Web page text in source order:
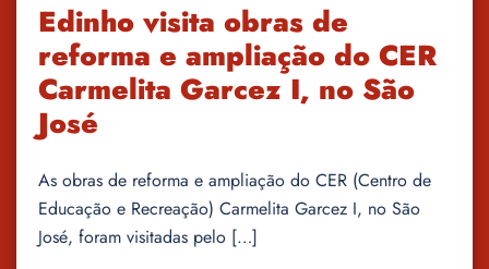
Edinho visita obras de
reforma e ampliação do CER
Carmelita Garcez I, no São
José
As obras de reforma e ampliação do CER (Centro de
Educação e Recreação) Carmelita Garcez I, no São
José, foram visitadas pelo […]